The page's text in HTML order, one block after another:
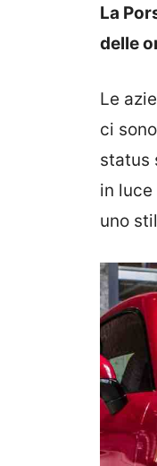
La
delle
Le
ci
status
in
uno